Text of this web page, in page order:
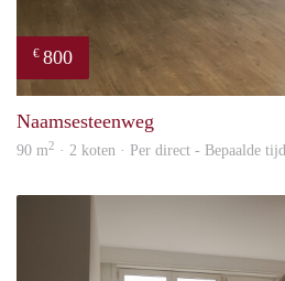
€ 800
Naamsesteenweg
90 m2 · 2 koten · Per direct - Bepaalde tijd